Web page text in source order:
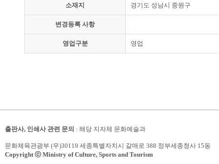
소재지 경기도 성남시 중원구
변경등록 사항
영업구분 영업
출판사, 인쇄사 관련 문의 : 해당 지자체 문화예술과
문화체육관광부 (우)30119 세종특별자치시 갈매로 388 정부세종청사 15동
Copyright ⓒ Ministry of Culture, Sports and Tourism